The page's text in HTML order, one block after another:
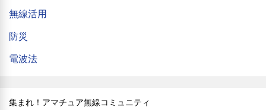
無線活用
防災
電波法
集まれ！アマチュア無線コミュニティ